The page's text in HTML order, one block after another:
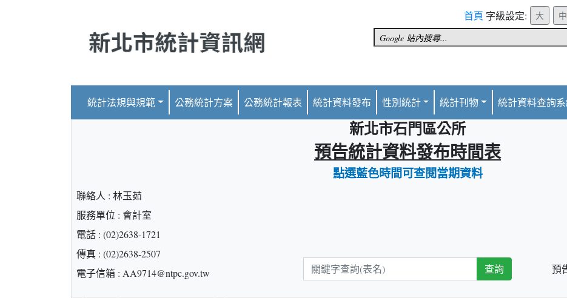
首頁 字級設定:
統計法規與規範 公務統計方案 公務統計報表 統計資料發布 性別統計 統計刊物 統計資料查詢
新北市石門區公所
預告統計資料發布時間表
點選藍色時間可查閱當期資料
聯絡人 : 林玉茹
服務單位 : 會計室
電話 : (02)2638-1721
傳真 : (02)2638-2507
電子信箱 : AA9714@ntpc.gov.tw
關
鍵
預